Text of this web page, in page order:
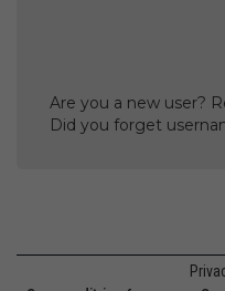
Are you a new user?
Did you forget